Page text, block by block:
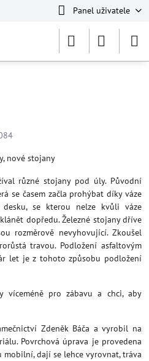
Panel uživatele
nové stojany
různé stojany pod úly. Původní
se časem začla prohýbat díky váze
desku, se kterou nelze kvůli váze
dopředu. Železné stojany dříve
rozměrově nevyhovující. Zkoušel
travou. Podložení asfaltovým
let je z tohoto způsobu podložení
víceméně pro zábavu a chci, aby
Zdeněk Báča a vyrobil na
Povrchová úprava je provedena
mobilní, dají se lehce vyrovnat, tráva